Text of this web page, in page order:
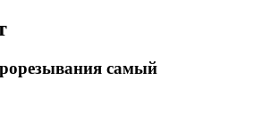
самый